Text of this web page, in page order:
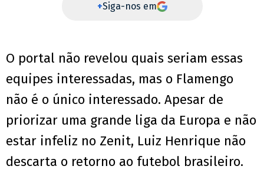
+Siga-nos em
O portal não revelou quais seriam essas
equipes interessadas, mas o Flamengo
não é o único interessado. Apesar de
priorizar uma grande liga da Europa e não
estar infeliz no Zenit, Luiz Henrique não
descarta o retorno ao futebol brasileiro.